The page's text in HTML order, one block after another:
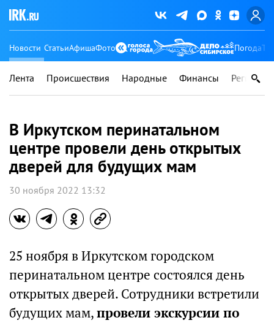
Новости СтатьиАфишаФото Погода
Лента Происшествия Народные Финансы Регионы
В Иркутском перинатальном
центре провели день открытых
дверей для будущих мам
30 ноября 2022 13:32
25 ноября в Иркутском городском
перинатальном центре состоялся день
открытых дверей. Сотрудники встретили
будущих мам,провели экскурсии по